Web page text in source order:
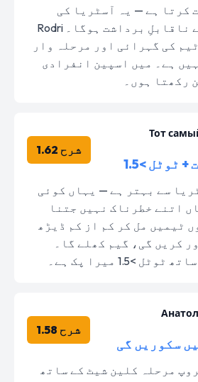
کرتا ہے — یہ آسٹریا کی
دفاعی لائن کے لیے ناقابلِ برداشت ہوگا۔ Rodri
کی گہرائی اور مرحلہ وار
ہے۔ میں اسپین انفرادی
Тот
ٹوٹل >1.5
شرح 1.62
سے بہتر ہے — یہاں کوئی
اتنے خطرناک نہیں جتنا
ٹیمیں مل کر کم از کم ڈیڑھ
کریں گی، گیم کھلے گا۔
>1.5 میرا پک ہے۔
سکوریں گی
شرح 1.58
مرحلہ کلین شیٹ کے ساتھ